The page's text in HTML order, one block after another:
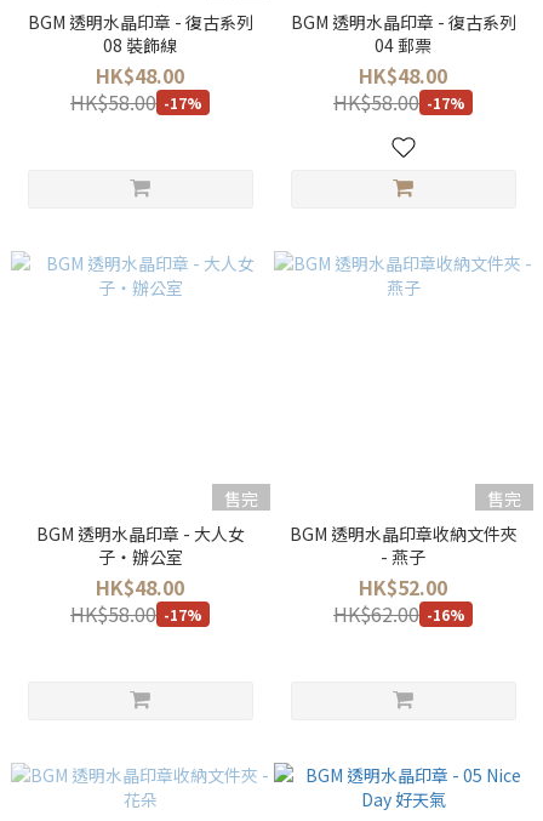
BGM 透明水晶印章 - 復古系列
08 裝飾線
HK$48.00
HK$58.00 -17%
BGM 透明水晶印章 - 復古系列
04 郵票
HK$48.00
HK$58.00 -17%
售完
BGM 透明水晶印章 - 大人女
子・辦公室
HK$48.00
HK$58.00 -17%
售完
BGM 透明水晶印章收納文件夾
- 燕子
HK$52.00
HK$62.00 -16%